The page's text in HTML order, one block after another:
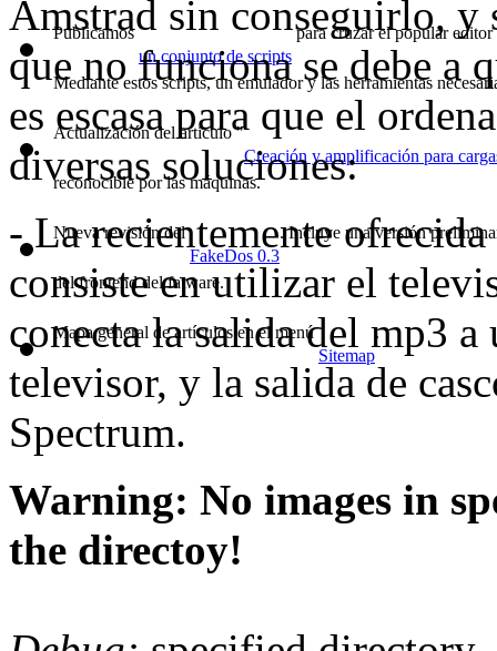
Publicamos un conjunto de scripts para cruzar el popular
Mediante estos scripts, un emulador y las herramientas
Actualización del artículo "Creación y amplificación para
reconocible por las máquinas.
Nueva revisión delFakeDos 0.3. Incluye una versión
del frontend del fatware.
Mapa general de artículos en el menúSitemap.
Amstrad sin conseguirlo, y
que no funciona se debe a
es escasa para que el
diversas soluciones:
- La recientemente
consiste en utilizar el
conecta la salida del mp3
televisor, y la salida de
Spectrum.
Warning: No images in
the directoy!